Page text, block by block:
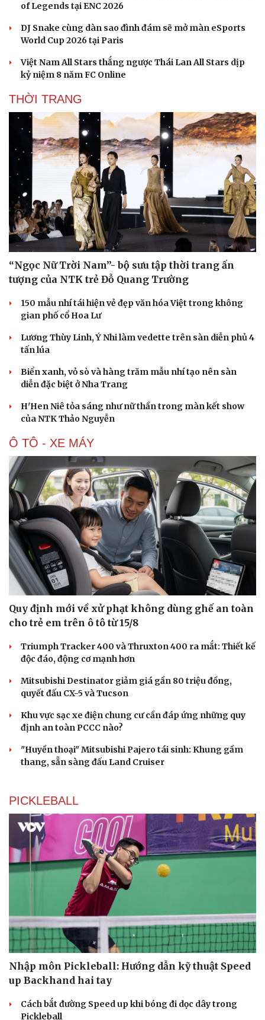
Văn hóa
Sân khấu - Điện ảnh
Văn học
Âm nhạc
Di sản
Nghệ sĩ
Thời trang
Sao Việt
of Legends tại ENC 2026
DJ Snake cùng dàn sao đình đám sẽ mở màn eSports
World Cup 2026 tại Paris
Việt Nam All Stars thắng ngược Thái Lan All Stars dịp
kỷ niệm 8 năm FC Online
THỜI TRANG
“Ngọc Nữ Trời Nam”- bộ sưu tập thời trang ấn
tượng của NTK trẻ Đỗ Quang Trường
150 mẫu nhí tái hiện vẻ đẹp văn hóa Việt trong không
gian phố cổ Hoa Lư
Lương Thùy Linh, Ý Nhi làm vedette trên sàn diễn phủ 4
tấn lúa
Biển xanh, vỏ sò và hàng trăm mẫu nhí tạo nên sàn
diễn đặc biệt ở Nha Trang
H'Hen Niê tỏa sáng như nữ thần trong màn kết show
của NTK Thảo Nguyễn
Ô TÔ - XE MÁY
Quy định mới về xử phạt không dùng ghế an toàn
cho trẻ em trên ô tô từ 15/8
Triumph Tracker 400 và Thruxton 400 ra mắt: Thiết kế
độc đáo, động cơ mạnh hơn
Mitsubishi Destinator giảm giá gần 80 triệu đồng,
quyết đấu CX-5 và Tucson
Khu vực sạc xe điện chung cư cần đáp ứng những quy
định an toàn PCCC nào?
"Huyền thoại" Mitsubishi Pajero tái sinh: Khung gầm
thang, sẵn sàng đấu Land Cruiser
PICKLEBALL
Nhập môn Pickleball: Hướng dẫn kỹ thuật Speed
up Backhand hai tay
Cách bắt đường Speed up khi bóng đi dọc dây trong
Pickleball